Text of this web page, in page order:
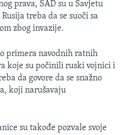
prava, SAD su u Savjetu
treba da se suoči sa
zbog invazije.
primera navodnih ratnih
koje su počinili ruski vojnici i
da govore da se snažno
koji narušavaju
su takođe pozvale svoje